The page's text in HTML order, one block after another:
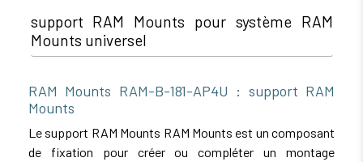
support RAM Mounts pour système RAM
Mounts universel
RAM Mounts RAM-B-181-AP4U : support RAM
Mounts
Le support RAM Mounts RAM Mounts est un composant
de fixation pour créer ou compléter un montage